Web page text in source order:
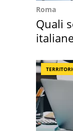
Roma
Quali